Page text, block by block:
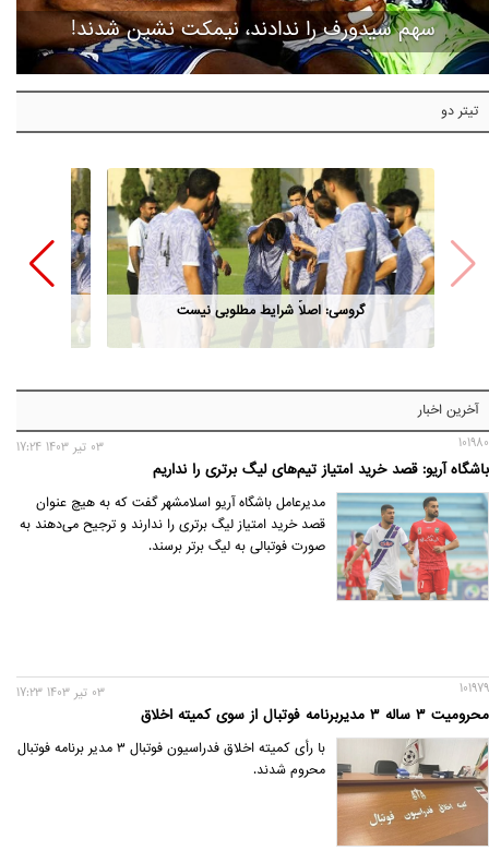
سهم سیدورف را ندادند، نیمکت نشین شدند!
تیتر دو
گروسی: اصلاً شرایط مطلوبی نیست
آخرین اخبار
101980
باشگاه آریو: قصد خرید امتیاز تیم‌های لیگ برتری را نداریم
03 تير 1403 17:24
مدیرعامل باشگاه آریو اسلامشهر گفت که به هیچ عنوان
قصد خرید امتیاز لیگ برتری را ندارند و ترجیح می‌دهند به
صورت فوتبالی به لیگ برتر برسند.
101979
محرومیت ۳ ساله ۳ مدیربرنامه فوتبال از سوی کمیته اخلاق
03 تير 1403 17:23
با رأی کمیته اخلاق فدراسیون فوتبال ۳ مدیر برنامه فوتبال
محروم شدند.